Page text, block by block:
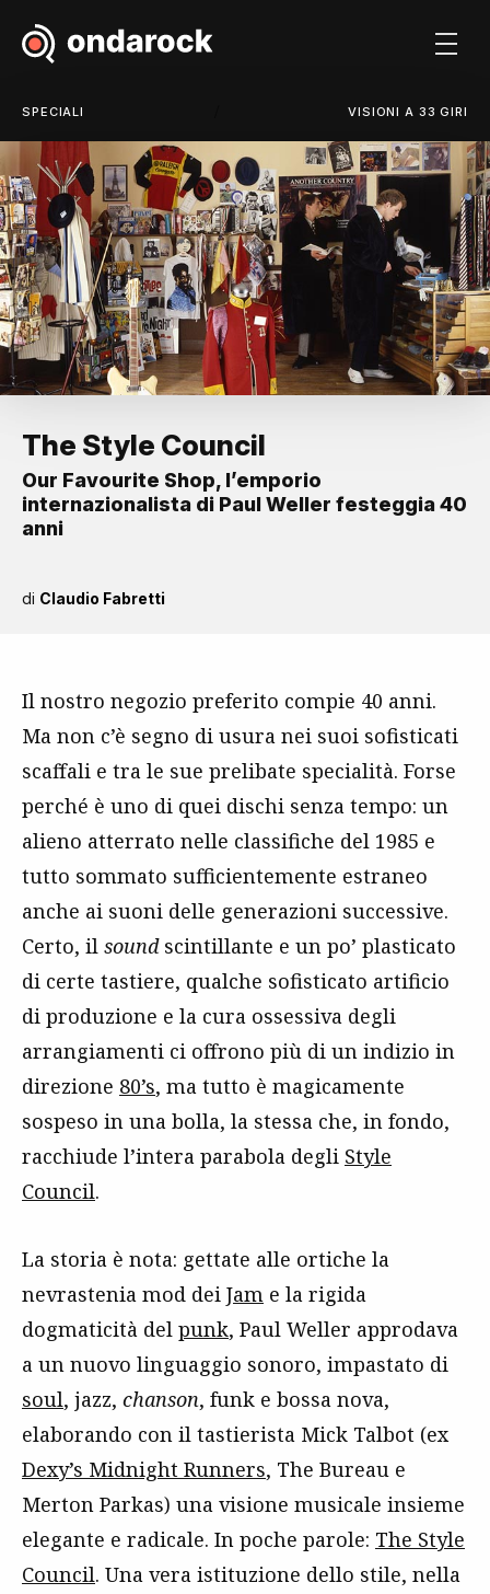
SPECIALI VISIONI A 33 GIRI
The Style Council
Our Favourite Shop, l’emporio
internazionalista di Paul Weller festeggia 40
anni
di Claudio Fabretti
Il nostro negozio preferito compie 40 anni.
Ma non c’è segno di usura nei suoi sofisticati
scaffali e tra le sue prelibate specialità. Forse
perché è uno di quei dischi senza tempo: un
alieno atterrato nelle classifiche del 1985 e
tutto sommato sufficientemente estraneo
anche ai suoni delle generazioni successive.
Certo, il soundscintillante e un po’ plasticato
di certe tastiere, qualche sofisticato artificio
di produzione e la cura ossessiva degli
arrangiamenti ci offrono più di un indizio in
direzione 80’s, ma tutto è magicamente
sospeso in una bolla, la stessa che, in fondo,
racchiude l’intera parabola degli Style
Council.
La storia è nota: gettate alle ortiche la
nevrastenia mod dei Jam e la rigida
dogmaticità del punk, Paul Weller approdava
a un nuovo linguaggio sonoro, impastato di
soul, jazz, chanson, funk e bossa nova,
elaborando con il tastierista Mick Talbot (ex
Dexy’s Midnight Runners, The Bureau e
Merton Parkas) una visione musicale insieme
elegante e radicale. In poche parole: The Style
Council. Una vera istituzione dello stile, nella